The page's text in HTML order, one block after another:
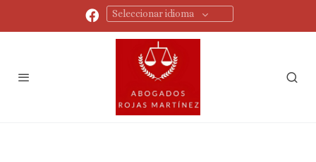
Seleccionar idioma